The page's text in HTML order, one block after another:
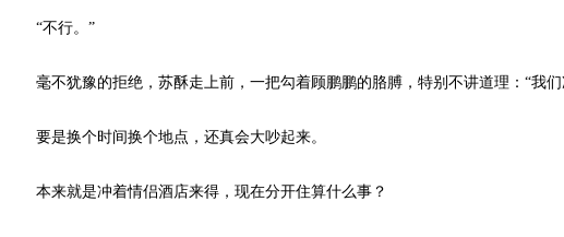
“不行。”
毫不犹豫的拒绝，苏酥走上前，一把勾着顾鹏鹏的胳膊，特别不讲道理：“我
要是换个时间换个地点，还真会大吵起来。
本来就是冲着情侣酒店来得，现在分开住算什么事？